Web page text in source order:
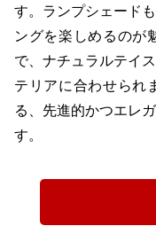
す。ランプシェード
ングを楽しめるのが
で、ナチュラルテイ
テリアに合わせられ
る、先進的かつエレ
す。